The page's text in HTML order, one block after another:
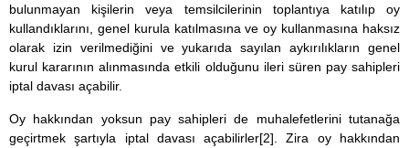
bulunmayan kişilerin veya temsilcilerinin toplantıya katılıp oy
kullandıklarını, genel kurula katılmasına ve oy kullanmasına haksız
olarak izin verilmediğini ve yukarıda sayılan aykırılıkların genel
kurul kararının alınmasında etkili olduğunu ileri süren pay sahipleri
iptal davası açabilir.
Oy hakkından yoksun pay sahipleri de muhalefetlerini tutanağa
geçirtmek şartıyla iptal davası açabilirler[2] . Zira oy hakkından